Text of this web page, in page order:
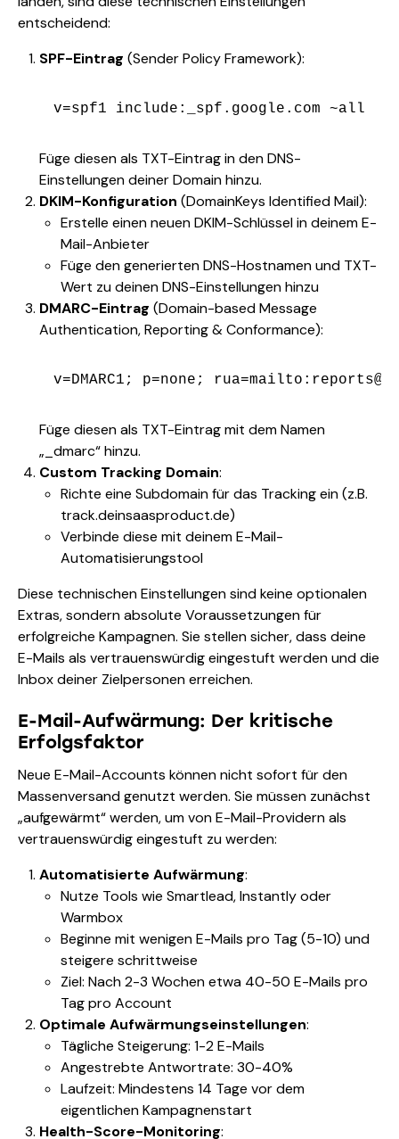
entscheidend:
SPF-Eintrag (Sender Policy Framework):
Füge diesen als TXT-Eintrag in den DNS-
Einstellungen deiner Domain hinzu.
DKIM-Konfiguration (DomainKeys Identified Mail):
Erstelle einen neuen DKIM-Schlüssel in deinem E-
Mail-Anbieter
Füge den generierten DNS-Hostnamen und TXT-
Wert zu deinen DNS-Einstellungen hinzu
DMARC-Eintrag (Domain-based Message
Authentication, Reporting & Conformance):
Füge diesen als TXT-Eintrag mit dem Namen
„_dmarc“ hinzu.
Custom Tracking Domain:
Richte eine Subdomain für das Tracking ein (z.B.
track.deinsaasproduct.de)
Verbinde diese mit deinem E-Mail-
Automatisierungstool
Diese technischen Einstellungen sind keine optionalen
Extras, sondern absolute Voraussetzungen für
erfolgreiche Kampagnen. Sie stellen sicher, dass deine
E-Mails als vertrauenswürdig eingestuft werden und die
Inbox deiner Zielpersonen erreichen.
E-Mail-Aufwärmung: Der kritische
Erfolgsfaktor
Neue E-Mail-Accounts können nicht sofort für den
Massenversand genutzt werden. Sie müssen zunächst
„aufgewärmt“ werden, um von E-Mail-Providern als
vertrauenswürdig eingestuft zu werden:
Automatisierte Aufwärmung:
Nutze Tools wie Smartlead, Instantly oder
Warmbox
Beginne mit wenigen E-Mails pro Tag (5-10) und
steigere schrittweise
Ziel: Nach 2-3 Wochen etwa 40-50 E-Mails pro
Tag pro Account
Optimale Aufwärmungseinstellungen:
Tägliche Steigerung: 1-2 E-Mails
Angestrebte Antwortrate: 30-40%
Laufzeit: Mindestens 14 Tage vor dem
eigentlichen Kampagnenstart
Health-Score-Monitoring: